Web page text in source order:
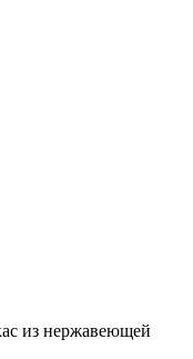
из нержавеющей